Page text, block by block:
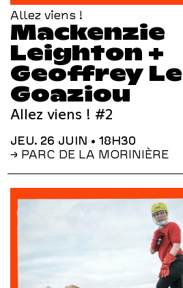
Allez viens !
Mackenzie
Leighton +
Geoffrey Le
Goaziou
Allez viens ! #2
JEU. 26 JUIN • 18H30
→ PARC DE LA MORINIÈRE